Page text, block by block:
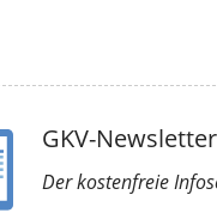
GKV-Newsletter
Der kostenfreie